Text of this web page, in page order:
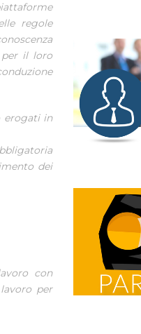
regole
per il loro
erogati in
dei
con
per